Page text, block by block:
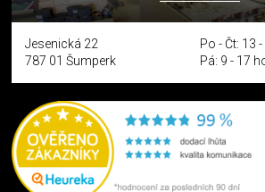
Jesenická 22
787 01 Šumperk
Po - Čt: 13
Pá: 9 - 17